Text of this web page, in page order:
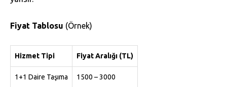
Fiyat Tablosu (Örnek)
Hizmet Tipi Fiyat Aralığı (TL)
1+1 Daire Taşıma 1500 – 3000